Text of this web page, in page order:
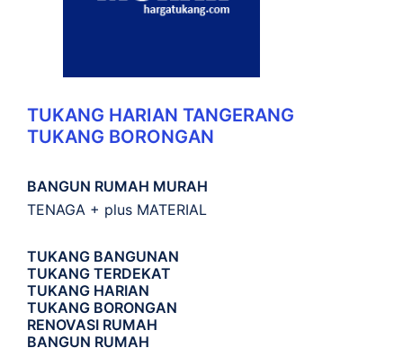
TUKANG HARIAN TANGERANG
TUKANG BORONGAN
BANGUN RUMAH MURAH
TENAGA + plus MATERIAL
TUKANG BANGUNAN
TUKANG TERDEKAT
TUKANG HARIAN
TUKANG BORONGAN
RENOVASI RUMAH
BANGUN RUMAH